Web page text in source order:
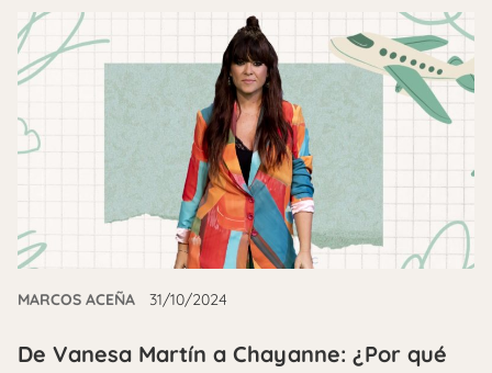
MARCOS ACEÑA 31/10/2024
De Vanesa Martín a Chayanne: ¿Por qué